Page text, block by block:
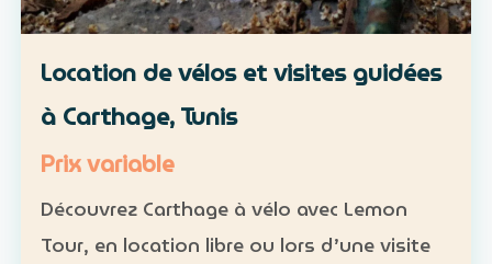
Location de vélos et visites guidées
à Carthage, Tunis
Prix variable
Découvrez Carthage à vélo avec Lemon
Tour, en location libre ou lors d’une visite